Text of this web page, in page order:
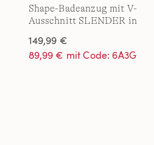
Shape-Badeanzug mit V-
Ausschnitt SLENDER in
149,99 €
89,99 € mit Code: 6A3G